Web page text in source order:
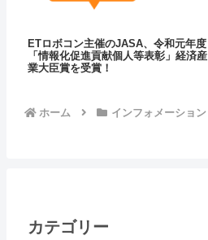
ETロボコン主催のJASA、令和元年度
「情報化促進貢献個人等表彰」経済産
業大臣賞を受賞！
ホーム インフォメーション
カテゴリー